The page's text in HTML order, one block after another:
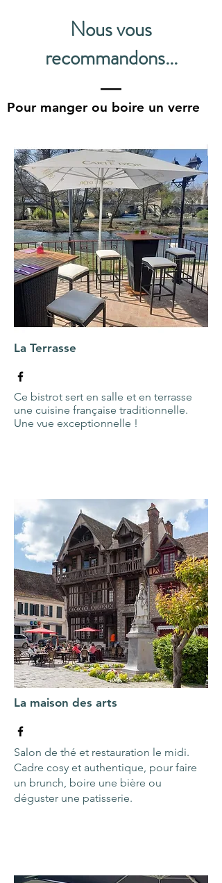
Nous vous
recommandons...
Pour manger ou boire un verre
La Terrasse
Ce bistrot sert en salle et en terrasse
une cuisine française traditionnelle.
Une vue exceptionnelle !
La maison des arts
Salon de thé et restauration le midi.
Cadre cosy et authentique, pour faire
un brunch, boire une bière ou
déguster une patisserie.